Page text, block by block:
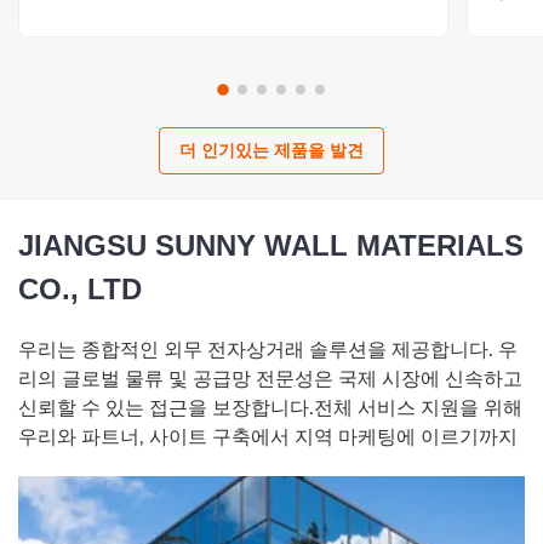
더 인기있는 제품을 발견
JIANGSU SUNNY WALL MATERIALS
CO., LTD
우리는 종합적인 외무 전자상거래 솔루션을 제공합니다. 우
리의 글로벌 물류 및 공급망 전문성은 국제 시장에 신속하고
신뢰할 수 있는 접근을 보장합니다.전체 서비스 지원을 위해
우리와 파트너, 사이트 구축에서 지역 마케팅에 이르기까지